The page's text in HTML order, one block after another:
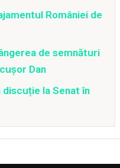
României de
de semnături
Dan
la Senat în